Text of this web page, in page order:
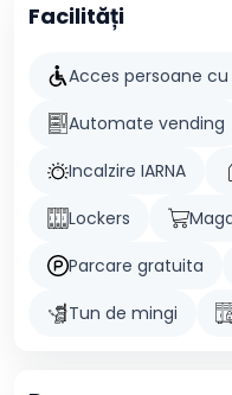
Facilități
Acces persoane
Automate vending
Incalzire IARNA
Lockers
Parcare gratuita
Tun de mingi